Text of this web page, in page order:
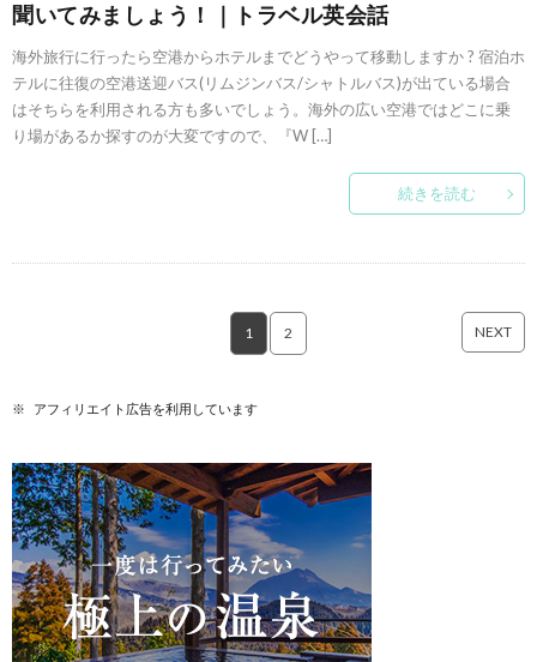
聞いてみましょう！｜トラベル英会話
海外旅行に行ったら空港からホテルまでどうやって移動しますか ? 宿泊ホ
テルに往復の空港送迎バス(リムジンバス/シャトルバス)が出ている場合
はそちらを利用される方も多いでしょう。海外の広い空港ではどこに乗
り場があるか探すのが大変ですので、『W […]
続きを読む
1 2 NEXT
※ アフィリエイト広告を利用しています